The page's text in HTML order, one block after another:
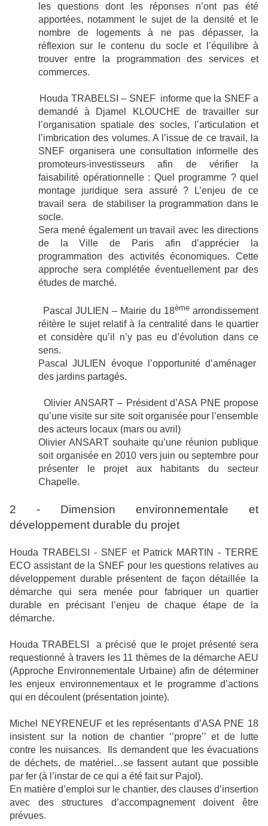
les questions dont les réponses n’ont pas été
apportées, notamment le sujet de la densité et le
nombre de logements à ne pas dépasser, la
réflexion sur le contenu du socle et l’équilibre à
trouver entre la programmation des services et
commerces.
Houda TRABELSI – SNEF informe que la SNEF a
demandé à Djamel KLOUCHE de travailler sur
l’organisation spatiale des socles, l’articulation et
l’imbrication des volumes. A l’issue de ce travail, la
SNEF organisera une consultation informelle des
promoteurs-investisseurs afin de vérifier la
faisabilité opérationnelle : Quel programme ? quel
montage juridique sera assuré ? L’enjeu de ce
travail sera
de stabiliser la programmation dans le
socle.
Sera mené également un travail avec les directions
de la Ville de Paris afin d’apprécier la
programmation des activités économiques. Cette
approche sera complétée éventuellement par des
études de marché.
Pascal JULIEN – Mairie du 18èmearrondissement
réitère le sujet relatif à la centralité dans le quartier
et considère qu’il n’y pas eu d’évolution dans ce
sens.
Pascal JULIEN évoque l’opportunité d’aménager
des jardins partagés.
Olivier ANSART – Président d’ASA PNE propose
qu’une visite sur site soit organisée pour l’ensemble
des acteurs locaux (mars ou avril)
Olivier ANSART souhaite qu’une réunion publique
soit organisée en 2010 vers juin ou septembre pour
présenter le projet aux habitants du secteur
Chapelle.
2 - Dimension environnementale et
développement durable du projet
Houda TRABELSI - SNEF et Patrick MARTIN - TERRE
ECO assistant de la SNEF pour les questions relatives au
développement durable présentent de façon détaillée la
démarche qui sera menée pour fabriquer un quartier
durable en précisant l’enjeu de chaque étape de la
démarche.
Houda TRABELSI
a précisé que le projet présenté sera
requestionné à travers les 11 thèmes de la démarche AEU
(Approche Environnementale Urbaine) afin de déterminer
les enjeux environnementaux et le programme d’actions
qui en découlent (présentation jointe).
Michel NEYRENEUFet les représentants d’ASA PNE 18
insistent sur la notion de chantier ‘’propre’’ et de lutte
contre les nuisances.
Ils demandent que les évacuations
de déchets, de matériel…se fassent autant que possible
par fer (à l’instar de ce qui a été fait sur Pajol).
En matière d’emploi sur le chantier, des clauses d’insertion
avec des structures d’accompagnement doivent être
prévues.